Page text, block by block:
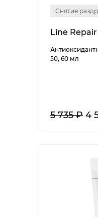
Снятие
50, 60 мл
5 735 ₽ 4